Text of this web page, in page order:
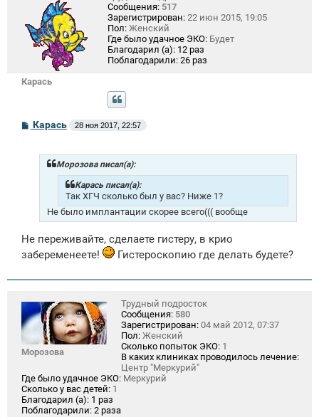
Карась
Сообщения: 517
Зарегистрирован: 22 июн 2015, 19:05
Пол: Женский
Где было удачное ЭКО: Будет
Благодарил (а): 12 раз
Поблагодарили: 26 раз
СКарась 28 ноя 2017, 22:57
Морозова писал(а):
Карась писал(а):
Так ХГЧ сколько был у вас? Ниже 1?
Не было имплантации скорее всего((( вообще
Не переживайте, сделаете гистеру, в крио
забеременеете!
Гистероскопию где делать будете?
Морозова
Трудный подросток
Сообщения: 580
Зарегистрирован: 04 май 2012, 07:37
Пол: Женский
Сколько попыток ЭКО: 1
В каких клиниках проводилось лечение:
Центр "Меркурий"
Где было удачное ЭКО: Меркурий
Сколько у вас детей: 1
Благодарил (а): 1 раз
Поблагодарили: 2 раза